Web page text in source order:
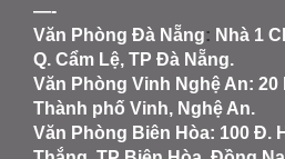
—-
Văn Phòng Đà Nẵng: Nhà 1
Q. Cẩm Lệ, TP Đà Nẵng.
Văn Phòng Vinh Nghệ An: 20
Thành phố Vinh, Nghệ An.
Văn Phòng Biên Hòa: 100 Đ.